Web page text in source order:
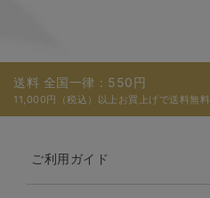
送料 全国一律：550円
11,000円（税込）以上お買上げで送料無料
ご利用ガイド